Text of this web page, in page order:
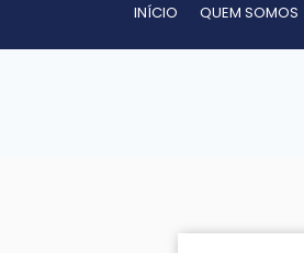
INÍCIO QUEM SOMOS